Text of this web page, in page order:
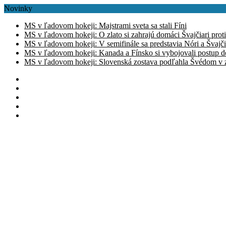
Novinky
MS v ľadovom hokeji: Majstrami sveta sa stali Fíni
MS v ľadovom hokeji: O zlato si zahrajú domáci Švajčiari
MS v ľadovom hokeji: V semifinále sa predstavia Nóri a
MS v ľadovom hokeji: Kanada a Fínsko si vybojovali postup
MS v ľadovom hokeji: Slovenská zostava podľahla Švédom v